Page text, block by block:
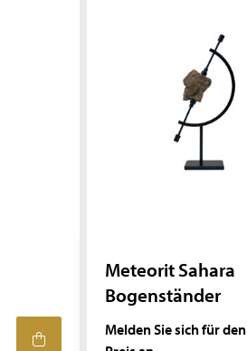
Meteorit Sahara
Bogenständer
Melden Sie sich für den